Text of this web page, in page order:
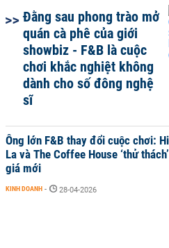
Đằng sau phong trào mở
quán cà phê của giới
showbiz - F&B là cuộc
chơi khắc nghiệt không
dành cho số đông nghệ
sĩ
Ông lớn F&B thay đổi cuộc chơi:
La và The Coffee House ‘thử
giá mới
KINH DOANH - 28-04-2026